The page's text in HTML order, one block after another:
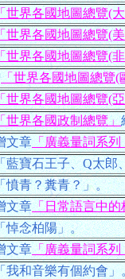
世界各國地圖總覽(
世界各國地圖總覽(
世界各國地圖總覽(
「世界各國地圖總覽(
世界各國地圖總覽(
世界各國政制總覽」
文章「廣義量詞系
藍寶石王子、Q太郎
憤青？糞青？」。
文章「日常語言中的
悼念柏陽」。
文章「廣義量詞系
我和音樂有個約會」